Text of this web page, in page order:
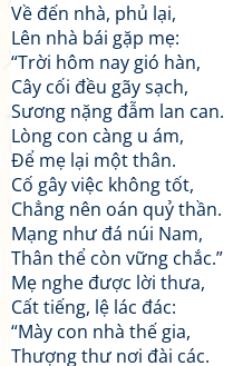
Về đến nhà, phủ lại,
Lên nhà bái gặp mẹ:
“Trời hôm nay gió hàn,
Cây cối đều gãy sạch,
Sương nặng đẫm lan can.
Lòng con càng u ám,
Để mẹ lại một thân.
Cố gây việc không tốt,
Chẳng nên oán quỷ thần.
Mạng như đá núi Nam,
Thân thể còn vững chắc.”
Mẹ nghe được lời thưa,
Cất tiếng, lệ lác đác:
“Mày con nhà thế gia,
Thượng thư nơi đài các.